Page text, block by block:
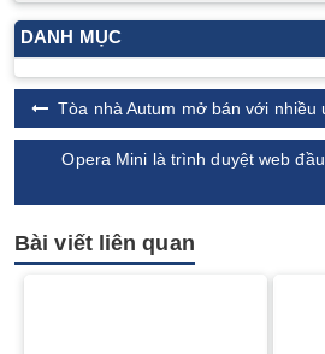
DANH MỤC
Tòa nhà Autum mở bán với nhiều
Opera Mini là trình duyệt web
Bài viết liên quan